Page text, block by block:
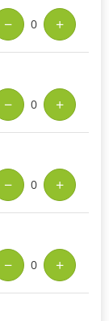
− 0 +
− 0 +
− 0 +
− 0 +